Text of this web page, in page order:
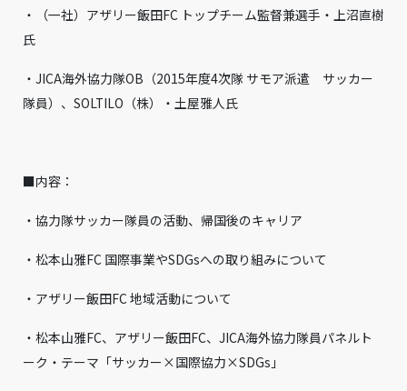
・（一社）アザリー飯田FC トップチーム監督兼選手・上沼直樹
氏
・JICA海外協力隊OB（2015年度4次隊 サモア派遣 サッカー
隊員）、SOLTILO（株）・土屋雅人氏
■内容：
・協力隊サッカー隊員の活動、帰国後のキャリア
・松本山雅FC 国際事業やSDGsへの取り組みについて
・アザリー飯田FC 地域活動について
・松本山雅FC、アザリー飯田FC、JICA海外協力隊員パネルト
ーク・テーマ「サッカー×国際協力×SDGs」